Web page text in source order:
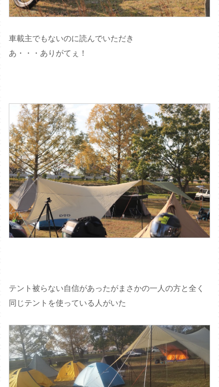
車載主でもないのに読んでいただき
あ・・・ありがてぇ！
テント被らない自信があったがまさかの一人の方と全く
同じテントを使っている人がいた